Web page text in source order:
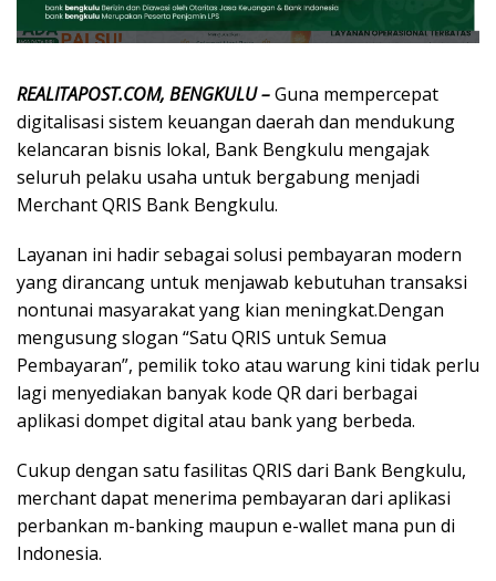
REALITAPOST.COM, BENGKULU –Guna mempercepat
digitalisasi sistem keuangan daerah dan mendukung
kelancaran bisnis lokal, Bank Bengkulu mengajak
seluruh pelaku usaha untuk bergabung menjadi
Merchant QRIS Bank Bengkulu.
Layanan ini hadir sebagai solusi pembayaran modern
yang dirancang untuk menjawab kebutuhan transaksi
nontunai masyarakat yang kian meningkat.Dengan
mengusung slogan “Satu QRIS untuk Semua
Pembayaran”, pemilik toko atau warung kini tidak perlu
lagi menyediakan banyak kode QR dari berbagai
aplikasi dompet digital atau bank yang berbeda.
Cukup dengan satu fasilitas QRIS dari Bank Bengkulu,
merchant dapat menerima pembayaran dari aplikasi
perbankan m-banking maupun e-wallet mana pun di
Indonesia.